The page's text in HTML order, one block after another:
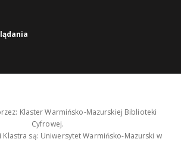
Klaster Warmińsko-Mazurskiej Biblioteki
Cyfrowej.
Klastra są: Uniwersytet Warmińsko-Mazurski w